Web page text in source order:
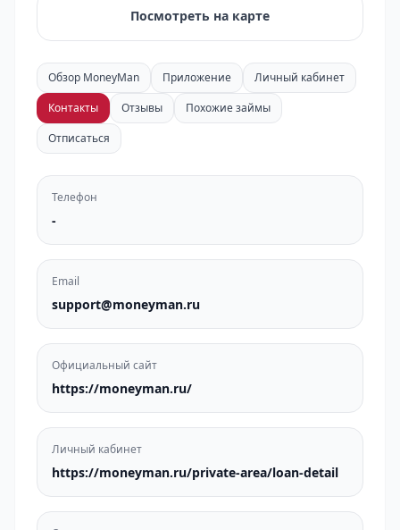
Посмотреть на карте
Обзор MoneyMan Приложение
Личный кабинет
Контакты
Отзывы
Похожие займы
Отписаться
Телефон
-
Email
support@moneyman.ru
Официальный сайт
https://moneyman.ru/
Личный кабинет
https://moneyman.ru/private-area/loan-detail